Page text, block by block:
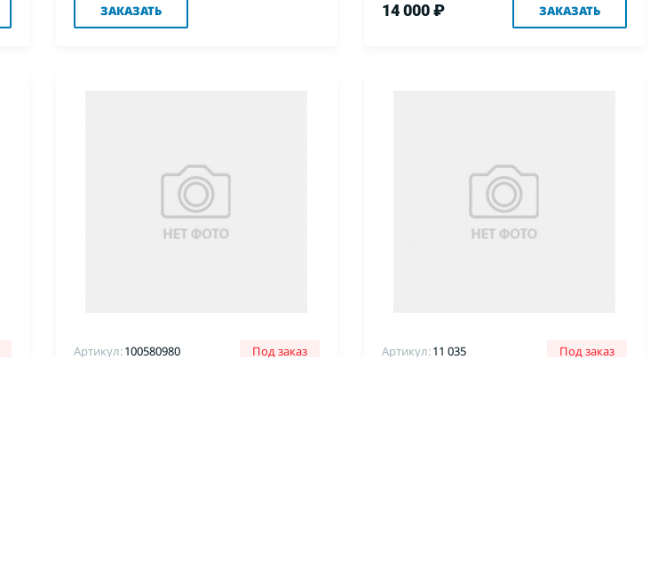
ЗАКАЗАТЬ
КГШ"
14 000 ₽ ЗАКАЗАТЬ
Артикул:100580980 Под заказ Артикул:11 035 Под заказ